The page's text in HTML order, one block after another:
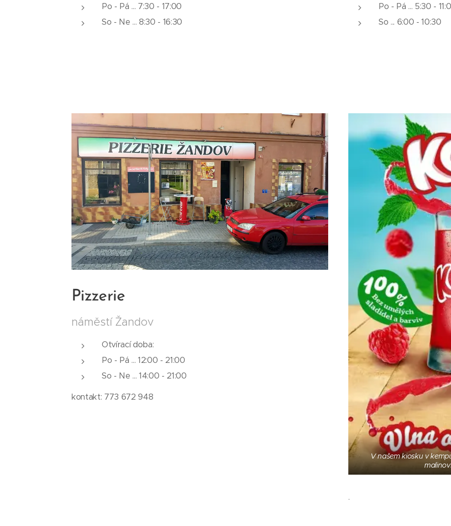
Po - Pá ... 7:30 - 17:00
So - Ne ... 8:30 - 16:30
Po - Pá ... 5:30 -
So ... 6:00 - 10:30
Pizzerie
náměstí Žandov
Otvírací doba:
Po - Pá ... 12:00 - 21:00
So - Ne ... 14:00 - 21:00
kontakt: 773 672 948
V našem kiosku v
.